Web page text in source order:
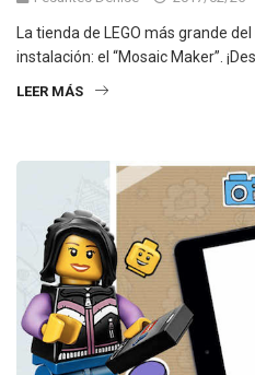
La tienda de LEGO más grande
instalación: el “Mosaic Maker”.
LEER MÁS